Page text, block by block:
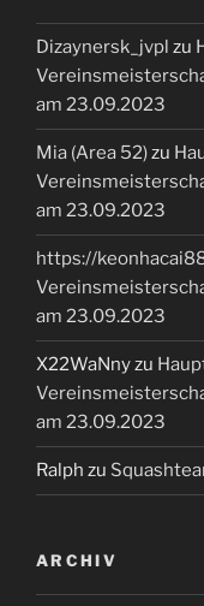
Dizaynersk_jvpl zu
am 23.09.2023
Mia (Area 52)zu
am 23.09.2023
https://
am 23.09.2023
X22WaNnyzu
am 23.09.2023
Ralph zu
ARCHIV